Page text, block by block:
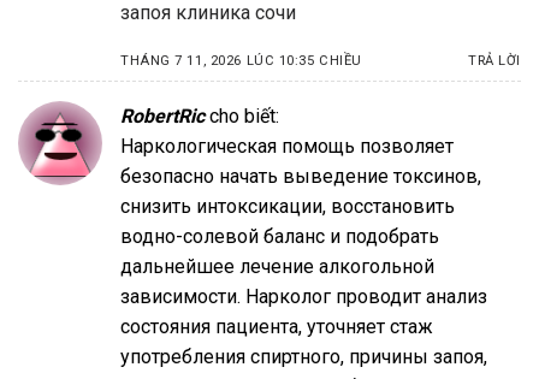
запоя клиника сочи
THÁNG 7 11, 2026 LÚC 10:35 CHIỀU TRẢ LỜI
RobertRic cho biết:
Наркологическая помощь позволяет
безопасно начать выведение токсинов,
снизить интоксикации, восстановить
водно-солевой баланс и подобрать
дальнейшее лечение алкогольной
зависимости. Нарколог проводит анализ
состояния пациента, уточняет стаж
употребления спиртного, причины запоя,